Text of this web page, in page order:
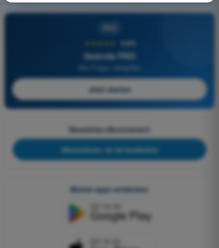
4,6/5
Quizvds PRO
Alle Fragen inbegriffen
Jetzt starten
Newsletter-Abonnement
Abonnieren, es ist kostenlos
Mobile apps entdecken